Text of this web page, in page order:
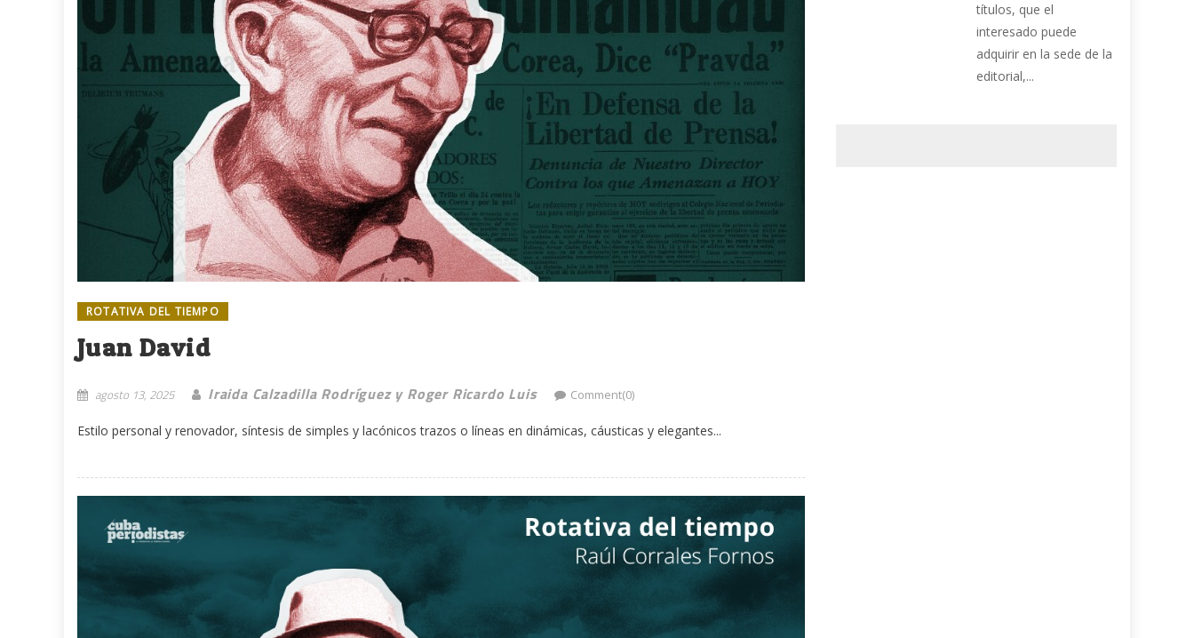
ROTATIVA DEL TIEMPO
Juan David
agosto 13, 2025 Iraida Calzadilla Rodríguez y Roger Ricardo Luis Comment(0)
Estilo personal y renovador, síntesis de simples y lacónicos trazos o líneas en dinámicas, cáusticas y elegantes...
títulos, que el
interesado puede
adquirir en la sede de la
editorial,...